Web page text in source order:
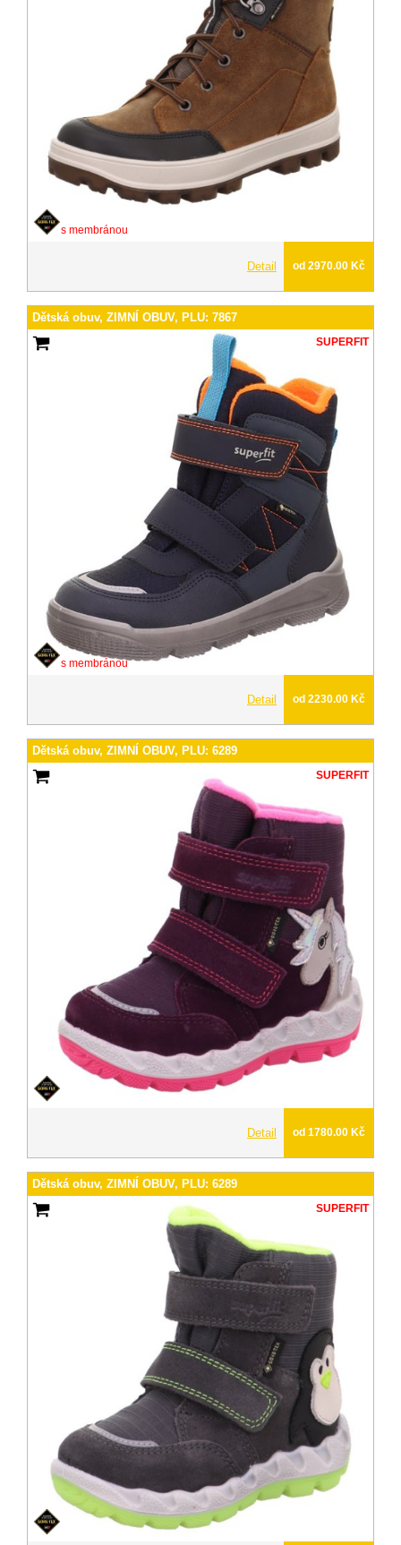
s membránou
Detail od 2970.00 Kč
Dětská obuv, ZIMNÍ OBUV, PLU: 7867
SUPERFIT
s membránou
Detail od 2230.00 Kč
Dětská obuv, ZIMNÍ OBUV, PLU: 6289
SUPERFIT
Detail od 1780.00 Kč
Dětská obuv, ZIMNÍ OBUV, PLU: 6289
SUPERFIT